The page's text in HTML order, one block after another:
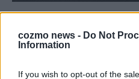
cozmo news - Do Not
Information
If you wish to opt-out of the